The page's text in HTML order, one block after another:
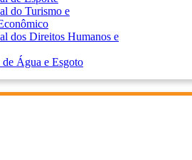
do Turismo e
dos Direitos Humanos e
Água e Esgoto